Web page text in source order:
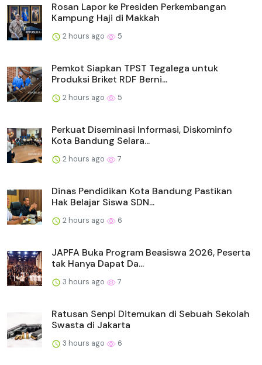
Rosan Lapor ke Presiden Perkembangan
Kampung Haji di Makkah
2 hours ago 5
Pemkot Siapkan TPST Tegalega untuk
Produksi Briket RDF Berni...
2 hours ago 5
Perkuat Diseminasi Informasi, Diskominfo
Kota Bandung Selara...
2 hours ago 7
Dinas Pendidikan Kota Bandung Pastikan
Hak Belajar Siswa SDN...
2 hours ago 6
JAPFA Buka Program Beasiswa 2026, Peserta
tak Hanya Dapat Da...
3 hours ago 7
Ratusan Senpi Ditemukan di Sebuah Sekolah
Swasta di Jakarta
3 hours ago 6